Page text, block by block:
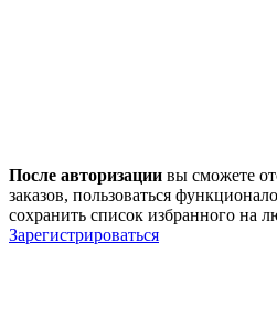
После авторизации вы сможете
заказов, пользоваться
сохранить список избранного на
Зарегистрироваться